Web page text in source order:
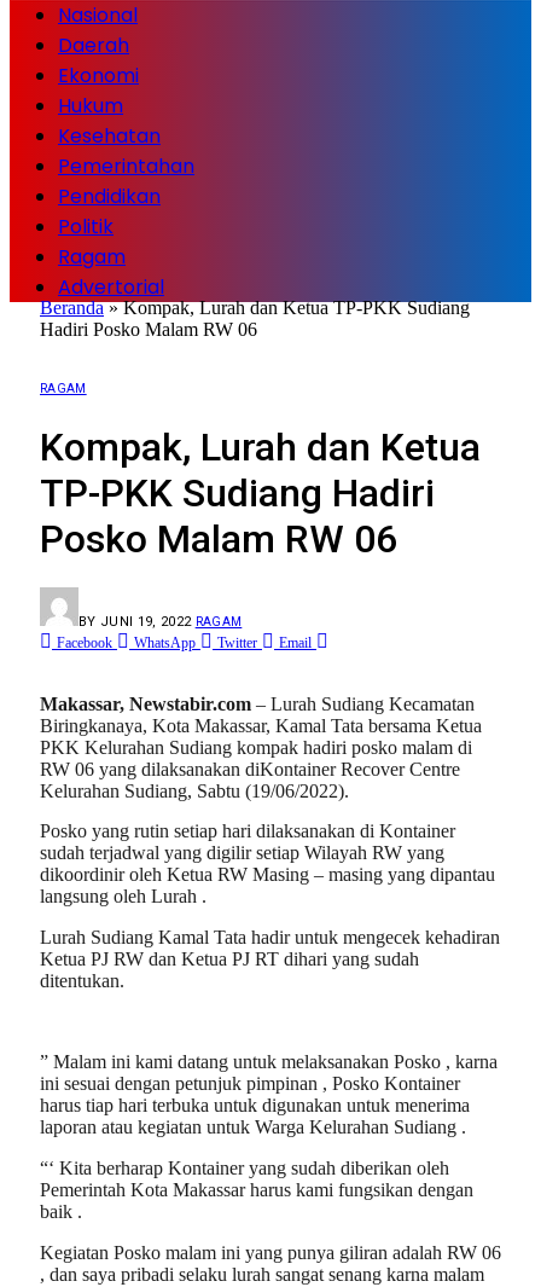
Nasional
Daerah
Ekonomi
Hukum
Kesehatan
Pemerintahan
Pendidikan
Politik
Ragam
Advertorial
Beranda»Kompak, Lurah dan Ketua TP-PKK Sudiang
Hadiri Posko Malam RW 06
RAGAM
Kompak, Lurah dan Ketua
TP-PKK Sudiang Hadiri
Posko Malam RW 06
BY JUNI 19, 2022 RAGAM
Facebook WhatsApp Twitter Email
Makassar, Newstabir.com – Lurah Sudiang Kecamatan
Biringkanaya, Kota Makassar, Kamal Tata bersama Ketua
PKK Kelurahan Sudiang kompak hadiri posko malam di
RW 06 yang dilaksanakan diKontainer Recover Centre
Kelurahan Sudiang, Sabtu (19/06/2022).
Posko yang rutin setiap hari dilaksanakan di Kontainer
sudah terjadwal yang digilir setiap Wilayah RW yang
dikoordinir oleh Ketua RW Masing – masing yang dipantau
langsung oleh Lurah .
Lurah Sudiang Kamal Tata hadir untuk mengecek kehadiran
Ketua PJ RW dan Ketua PJ RT dihari yang sudah
ditentukan.
” Malam ini kami datang untuk melaksanakan Posko , karna
ini sesuai dengan petunjuk pimpinan , Posko Kontainer
harus tiap hari terbuka untuk digunakan untuk menerima
laporan atau kegiatan untuk Warga Kelurahan Sudiang .
“‘ Kita berharap Kontainer yang sudah diberikan oleh
Pemerintah Kota Makassar harus kami fungsikan dengan
baik .
Kegiatan Posko malam ini yang punya giliran adalah RW 06
, dan saya pribadi selaku lurah sangat senang karna malam